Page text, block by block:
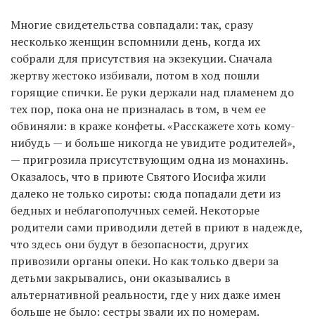
Многие свидетельства совпадали: так, сразу
несколько женщин вспомнили день, когда их
собрали для присутствия на экзекуции. Сначала
жертву жестоко избивали, потом в ход пошли
горящие спички. Ее руки держали над пламенем до
тех пор, пока она не призналась в том, в чем ее
обвиняли: в краже конфеты. «Расскажете хоть кому-
нибудь — и больше никогда не увидите родителей»,
— пригрозила присутствующим одна из монахинь.
Оказалось, что в приюте Святого Иосифа жили
далеко не только сироты: сюда попадали дети из
бедных и неблагополучных семей. Некоторые
родители сами приводили детей в приют в надежде,
что здесь они будут в безопасности, других
привозили органы опеки. Но как только двери за
детьми закрывались, они оказывались в
альтернативной реальности, где у них даже имен
больше не было: сестры звали их по номерам.